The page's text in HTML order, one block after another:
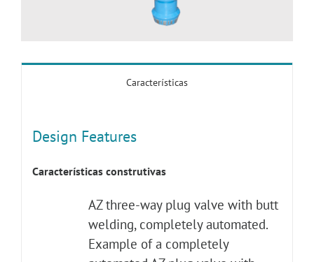
Características
Design Features
Características construtivas
AZ three-way plug valve with butt
welding, completely automated.
Example of a completely